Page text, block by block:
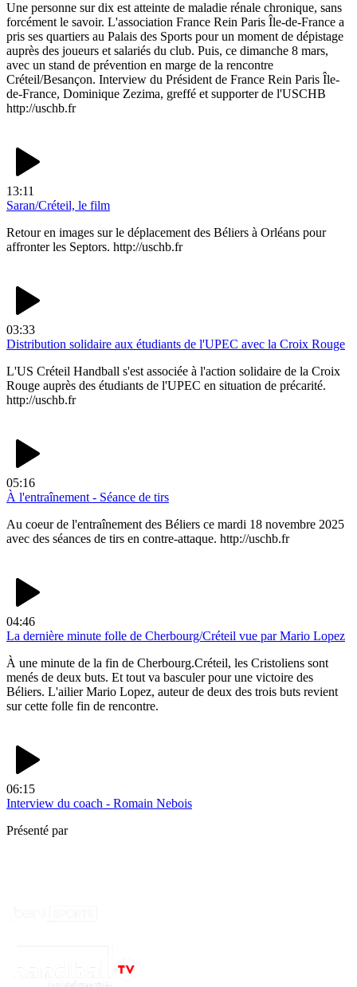
Une personne sur dix est atteinte de maladie rénale chronique, sans
forcément le savoir. L'association France Rein Paris Île-de-France a
pris ses quartiers au Palais des Sports pour un moment de dépistage
auprès des joueurs et salariés du club. Puis, ce dimanche 8 mars,
avec un stand de prévention en marge de la rencontre
Créteil/Besançon. Interview du Président de France Rein Paris Île-
de-France, Dominique Zezima, greffé et supporter de l'USCHB
http://uschb.fr
13:11
Saran/Créteil, le film
Retour en images sur le déplacement des Béliers à Orléans pour
affronter les Septors. http://uschb.fr
03:33
Distribution solidaire aux étudiants de l'UPEC avec la Croix Rouge
L'US Créteil Handball s'est associée à l'action solidaire de la Croix
Rouge auprès des étudiants de l'UPEC en situation de précarité.
http://uschb.fr
05:16
À l'entraînement - Séance de tirs
Au coeur de l'entraînement des Béliers ce mardi 18 novembre 2025
avec des séances de tirs en contre-attaque. http://uschb.fr
04:46
La dernière minute folle de Cherbourg/Créteil vue par Mario Lopez
À une minute de la fin de Cherbourg.Créteil, les Cristoliens sont
menés de deux buts. Et tout va basculer pour une victoire des
Béliers. L'ailier Mario Lopez, auteur de deux des trois buts revient
sur cette folle fin de rencontre.
06:15
Interview du coach - Romain Nebois
Présenté par